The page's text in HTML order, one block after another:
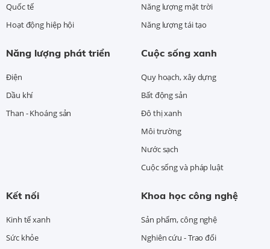
Quốc tế
Hoạt động hiệp hội
Năng lượng mặt trời
Năng lượng tái tạo
Năng lượng phát triển
Điện
Dầu khí
Than - Khoáng sản
Cuộc sống xanh
Quy hoạch, xây dựng
Bất động sản
Đô thị xanh
Môi trường
Nước sạch
Cuộc sống và pháp luật
Kết nối
Kinh tế xanh
Sức khỏe
Khoa học công nghệ
Sản phẩm, công nghệ
Nghiên cứu - Trao đổi